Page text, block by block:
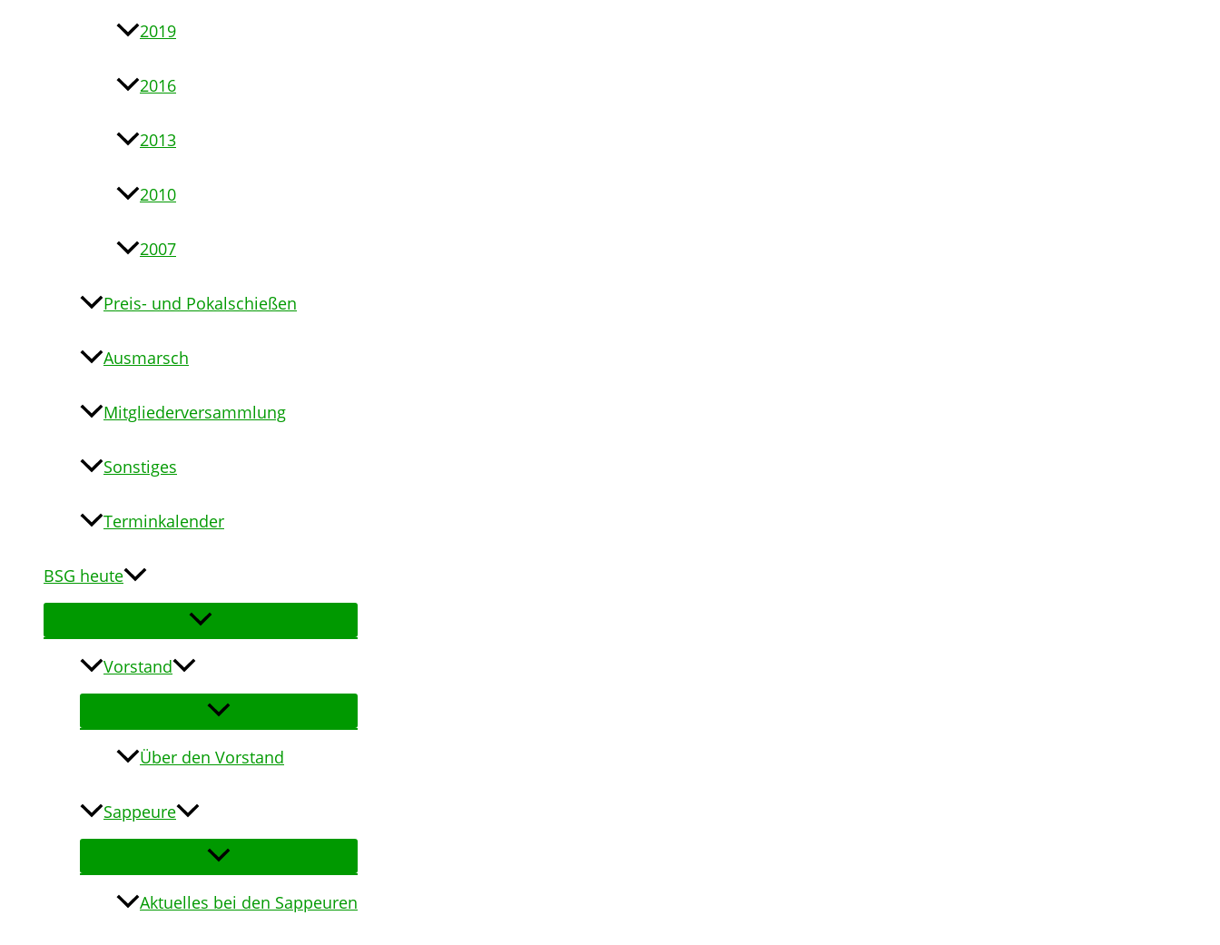
2019
2016
2013
2010
2007
Preis- und Pokalschießen
Ausmarsch
Mitgliederversammlung
Sonstiges
Terminkalender
BSG heute
Vorstand
Über den Vorstand
Sappeure
Aktuelles bei den Sappeuren